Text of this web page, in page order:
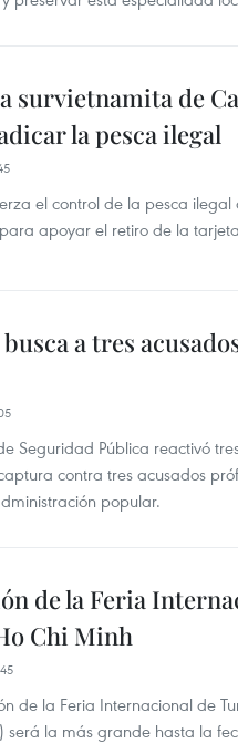
survietnamita de
la pesca ilegal
el control de la pesca
apoyar el retiro de la
a tres
Seguridad Pública reactivó
contra tres acusados
popular.
de la Feria
Chi Minh
de la Feria Internacional de
será la más grande hasta la